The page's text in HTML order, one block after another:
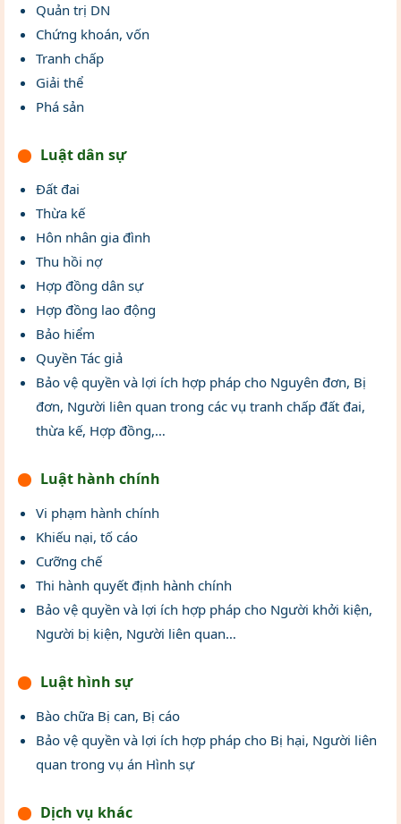
Quản trị DN
Chứng khoán, vốn
Tranh chấp
Giải thể
Phá sản
Luật dân sự
Đất đai
Thừa kế
Hôn nhân gia đình
Thu hồi nợ
Hợp đồng dân sự
Hợp đồng lao động
Bảo hiểm
Quyền Tác giả
Bảo vệ quyền và lợi ích hợp pháp cho Nguyên đơn, Bị
đơn, Người liên quan trong các vụ tranh chấp đất đai,
thừa kế, Hợp đồng,…
Luật hành chính
Vi phạm hành chính
Khiếu nại, tố cáo
Cưỡng chế
Thi hành quyết định hành chính
Bảo vệ quyền và lợi ích hợp pháp cho Người khởi kiện,
Người bị kiện, Người liên quan…
Luật hình sự
Bào chữa Bị can, Bị cáo
Bảo vệ quyền và lợi ích hợp pháp cho Bị hại, Người liên
quan trong vụ án Hình sự
Dịch vụ khác